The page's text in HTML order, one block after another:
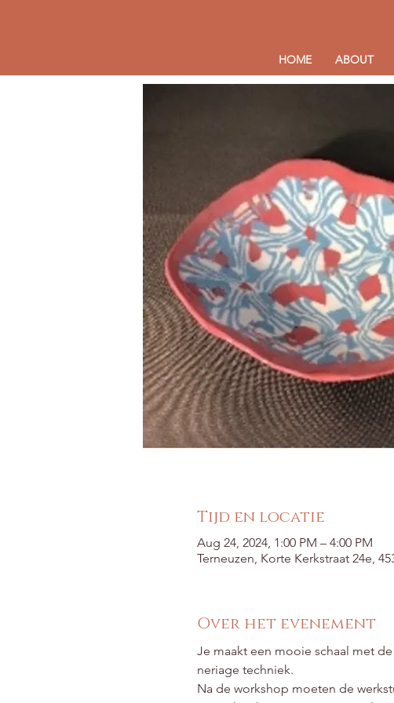
HOME ABOUT
Tijd en locatie
Aug 24, 2024, 1:00 PM – 4:00 PM
Terneuzen, Korte Kerkstraat 24e,
Over het evenement
Je maakt een mooie schaal met
neriage techniek.
Na de workshop moeten de